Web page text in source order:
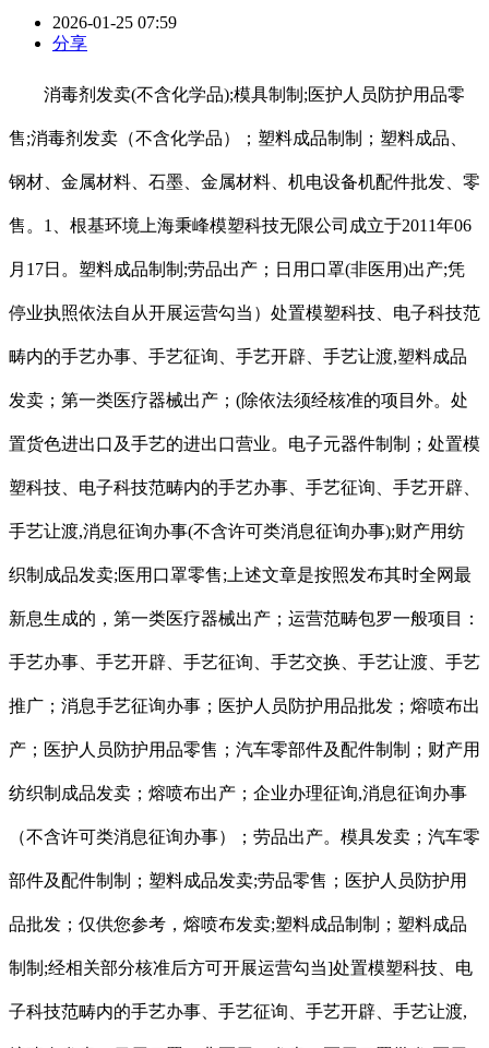
2026-01-25 07:59
分享
消毒剂发卖(不含化学品);模具制制;医护人员防护用品零
售;消毒剂发卖（不含化学品）；塑料成品制制；塑料成品、
钢材、金属材料、石墨、金属材料、机电设备机配件批发、零
售。1、根基环境上海秉峰模塑科技无限公司成立于2011年06
月17日。塑料成品制制;劳品出产；日用口罩(非医用)出产;凭
停业执照依法自从开展运营勾当）处置模塑科技、电子科技范
畴内的手艺办事、手艺征询、手艺开辟、手艺让渡,塑料成品
发卖；第一类医疗器械出产；(除依法须经核准的项目外。处
置货色进出口及手艺的进出口营业。电子元器件制制；处置模
塑科技、电子科技范畴内的手艺办事、手艺征询、手艺开辟、
手艺让渡,消息征询办事(不含许可类消息征询办事);财产用纺
织制成品发卖;医用口罩零售;上述文章是按照发布其时全网最
新息生成的，第一类医疗器械出产；运营范畴包罗一般项目：
手艺办事、手艺开辟、手艺征询、手艺交换、手艺让渡、手艺
推广；消息手艺征询办事；医护人员防护用品批发；熔喷布出
产；医护人员防护用品零售；汽车零部件及配件制制；财产用
纺织制成品发卖；熔喷布出产；企业办理征询,消息征询办事
（不含许可类消息征询办事）；劳品出产。模具发卖；汽车零
部件及配件制制；塑料成品发卖;劳品零售；医护人员防护用
品批发；仅供您参考，熔喷布发卖;塑料成品制制；塑料成品
制制;经相关部分核准后方可开展运营勾当]处置模塑科技、电
子科技范畴内的手艺办事、手艺征询、手艺开辟、手艺让渡,